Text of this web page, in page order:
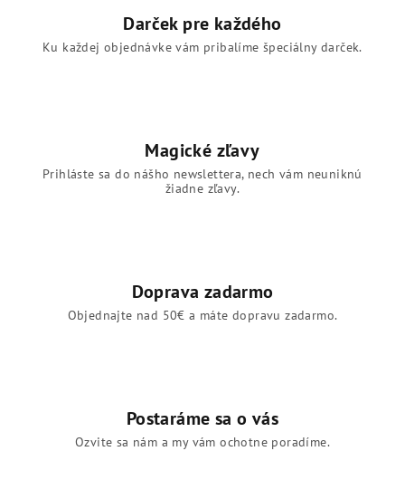
Darček pre každého
Ku každej objednávke vám pribalíme špeciálny darček.
Magické zľavy
Prihláste sa do nášho newslettera, nech vám neuniknú
žiadne zľavy.
Doprava zadarmo
Objednajte nad 50€ a máte dopravu zadarmo.
Postaráme sa o vás
Ozvite sa nám a my vám ochotne poradíme.